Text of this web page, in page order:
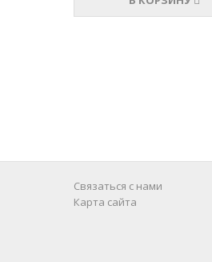
Связаться с нами
Карта сайта